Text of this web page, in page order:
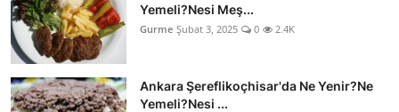
Yemeli?Nesi Meş...
Gurme Şubat 3, 2025 0 2.4K
Ankara Şereflikoçhisar'da Ne Yenir?Ne
Yemeli?Nesi ...